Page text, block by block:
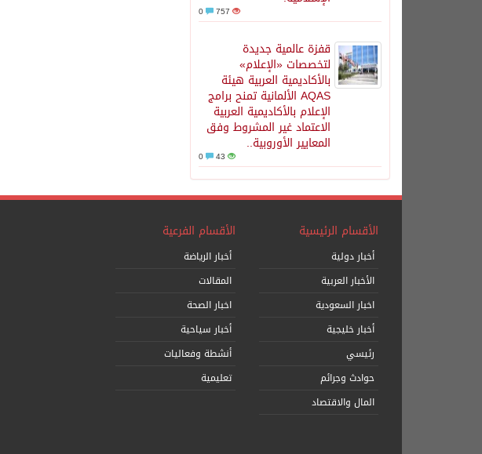
757
قفزة عالمية جديدة
لتخصصات «الإعلام»
بالأكاديمية العربية هيئة
AQAS الألمانية تمنح برامج
الإعلام بالأكاديمية العربية
الاعتماد غير المشروط وفق
المعايير الأوروبية..
43
الأقسام الرئيسية
أخبار دولية
الأخبار العربية
اخبار السعودية
أخبار خليجية
رئيسي
حوادث وجرائم
المال والاقتصاد
الأقسام الفرعية
أخبار الرياضة
المقالات
اخبار الصحة
أخبار سياحية
أنشطة وفعاليات
تعليمية